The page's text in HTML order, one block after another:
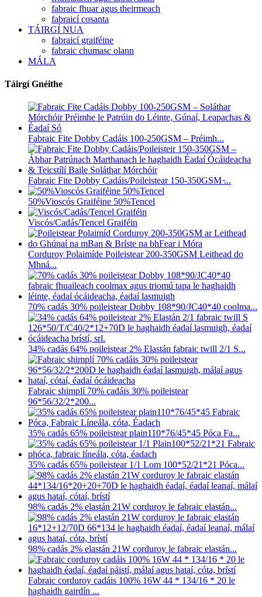
fabraic fhuar agus theirmeach
fabraicí cosanta
TÁIRGÍ NUA
fabraicí graiféine
fabraic chumasc olann
MÁLA
Táirgí Gnéithe
Fabraic Fite Dobby Cadáis 100-250GSM – Préimh...
Fabraic Fite Dobby Cadáis/Poileistear 150-350GSM ̵...
50%Vioscós Graiféine 50%Tencel
Viscós/Cadás/Tencel Graiféin
Corduroy Polaimíde Poileistear 200-350GSM Leithead do
Mhná...
70% cadás 30% poileistear Dobby 108*90/JC40*40 coolma...
34% cadás 64% poileistear 2% Elastán fabraic twill 2/1 S...
Fabraic shimplí 70% cadáis 30% poileistear
96*56/32/2*200...
35% cadás 65% poileistear plain110*76/45*45 Póca Fa...
35% cadás 65% poileistear 1/1 Lom 100*52/21*21 Póca...
98% cadás 2% elastán 21W corduroy le fabraic elastán...
98% cadás 2% elastán 21W corduroy le fabraic elastán...
Fabraic corduroy cadáis 100% 16W 44 * 134/16 * 20 le
haghaidh gairdín ...